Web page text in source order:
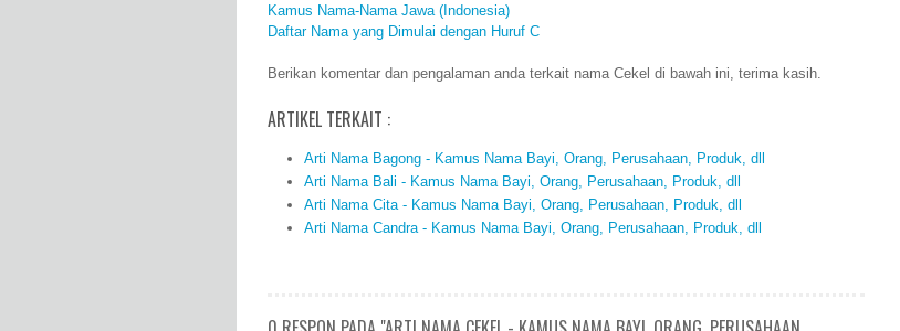
Kamus Nama-Nama Jawa (Indonesia)
Daftar Nama yang Dimulai dengan Huruf C
Berikan komentar dan pengalaman anda terkait nama Cekel di bawah ini, terima kasih.
ARTIKEL TERKAIT :
Arti Nama Bagong - Kamus Nama Bayi, Orang, Perusahaan, Produk, dll
Arti Nama Bali - Kamus Nama Bayi, Orang, Perusahaan, Produk, dll
Arti Nama Cita - Kamus Nama Bayi, Orang, Perusahaan, Produk, dll
Arti Nama Candra - Kamus Nama Bayi, Orang, Perusahaan, Produk, dll